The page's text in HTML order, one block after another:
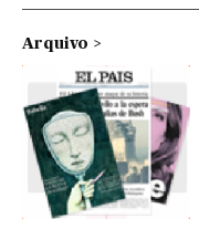
Arquivo